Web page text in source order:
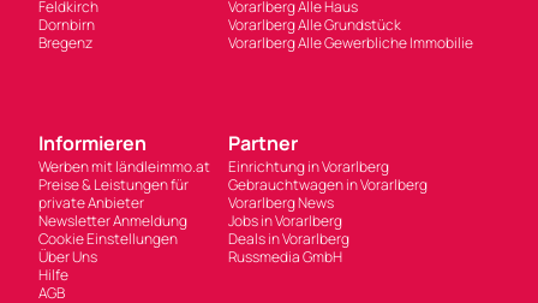
Feldkirch
Dornbirn
Bregenz
Vorarlberg Alle Haus
Vorarlberg Alle Grundstück
Vorarlberg Alle Gewerbliche Immobilie
Informieren
Werben mit ländleimmo.at
Preise & Leistungen für
private Anbieter
Newsletter Anmeldung
Cookie Einstellungen
Über Uns
Hilfe
AGB
Partner
Einrichtung in Vorarlberg
Gebrauchtwagen in Vorarlberg
Vorarlberg News
Jobs in Vorarlberg
Deals in Vorarlberg
Russmedia GmbH